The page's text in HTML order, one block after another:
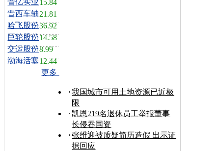
晋亿实业15.84
晋西车轴21.81
哈飞股份36.92
巨轮股份14.58
交运股份8.99
渤海活塞12.44
更多
我国城市可用土地资源已近极
限
凯恩219名退休员工举报董事
长侵吞国资
张维迎被质疑简历造假 出示证
据回应